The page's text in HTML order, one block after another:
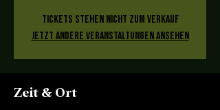
Tickets stehen nicht zum Verkauf
Jetzt andere Veranstaltungen ansehen
Zeit & Ort